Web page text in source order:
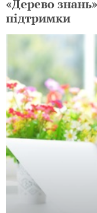
«Дерево
підтримки